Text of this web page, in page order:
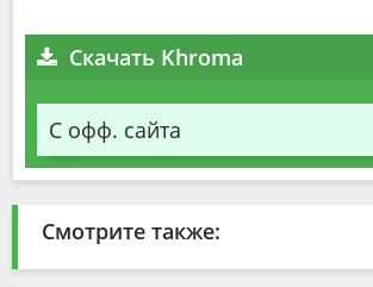
Скачать Khroma
С офф. сайта
Смотрите также: